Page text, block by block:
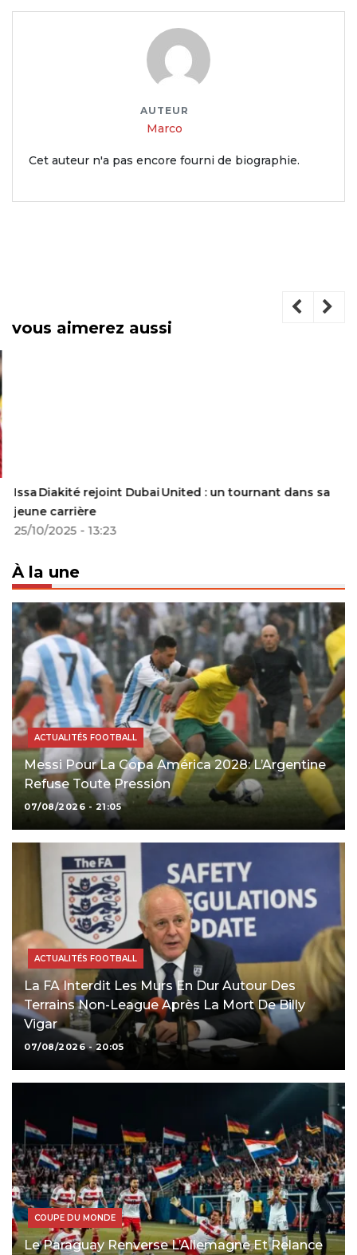
AUTEUR
Marco
Cet auteur n'a pas encore fourni de biographie.
vous aimerez aussi
Issa Diakité rejoint Dubai United : un tournant dans sa
jeune carrière
25/10/2025 - 13:23
À la une
ACTUALITÉS FOOTBALL
Messi Pour La Copa América 2028: L’Argentine
Refuse Toute Pression
07/08/2026 - 21:05
ACTUALITÉS FOOTBALL
La FA Interdit Les Murs En Dur Autour Des
Terrains Non-League Après La Mort De Billy
Vigar
07/08/2026 - 20:05
COUPE DU MONDE
Le Paraguay Renverse L’Allemagne Et Relance